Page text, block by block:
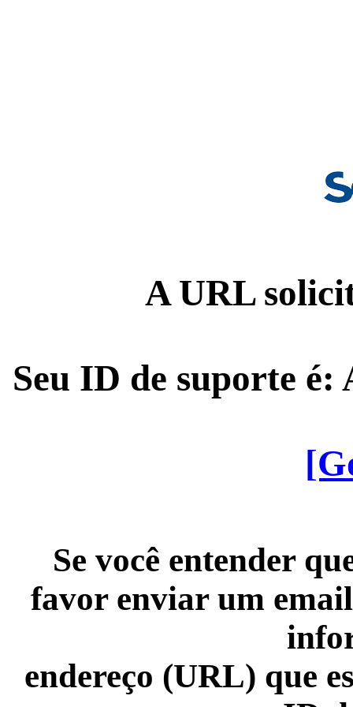
A URL
Seu ID de suporte é:
Se você entender
favor enviar um
endereço (URL) que